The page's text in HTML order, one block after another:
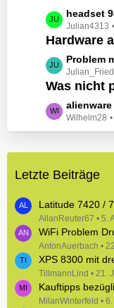
g
e
t
r
ä
g
e
L
e
t
z
t
e
e
r
g
headset
Julian4313
Hardware
L
e
t
z
t
e
i
ä
g
e
Problem mit
Was nicht
L
e
t
e
e
i
t
r
ä
g
e
alienware
Wilhelm28
Letzte Beiträge
Latitude 7420 /
AllanReuter67 5.
WiFi Problem
AntonAuerbach
XPS 8300 mit
TillmannLind 21.
Kauftipps
MilanWinterfeld